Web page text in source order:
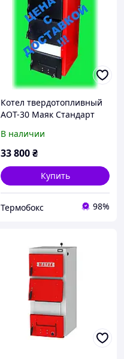
Котел твердотопливный
АОТ-30 Маяк Стандарт
В наличии
33 800₴
Купить
Термобокс 98%